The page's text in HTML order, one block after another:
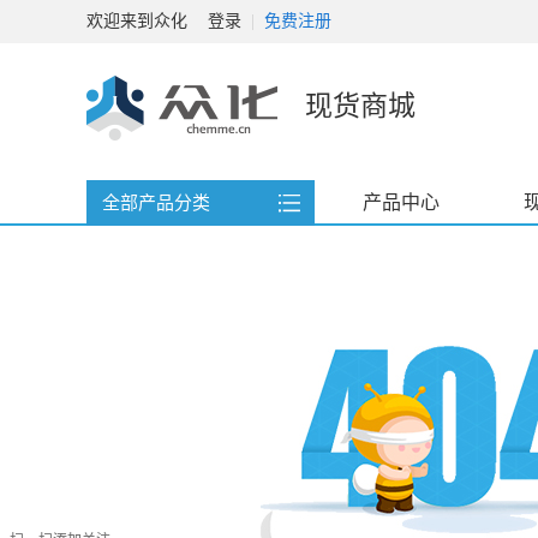
欢迎来到众化 登录 免费注册
现货商城
全部产品分类 产品中心